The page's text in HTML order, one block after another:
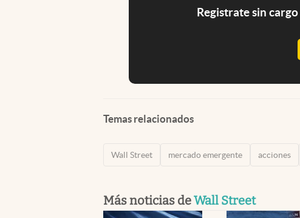
Registrate sin cargo
Temas relacionados
Wall Street mercado emergente acciones
Más noticias deWall Street